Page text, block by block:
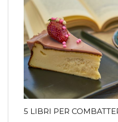
5 LIBRI PER